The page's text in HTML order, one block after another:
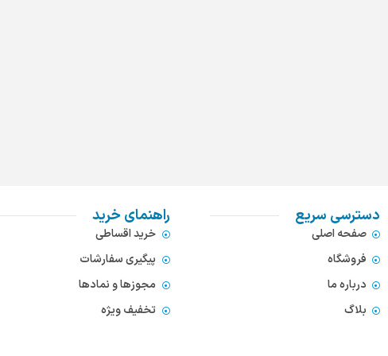
دسترسی سریع
صفحه اصلی
فروشگاه
درباره ما
بلاگ
راهنمای خرید
خرید اقساطی
پیگیری سفارشات
مجوزها و نمادها
تخفیف ویژه